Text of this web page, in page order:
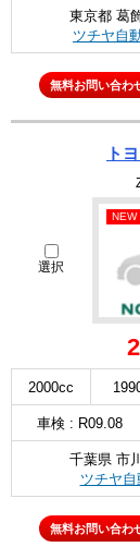
東京都 葛
ツチヤ自
無料お問い合わ
ト
選択
NEW
2000cc
車検 : R09.08
千葉県 市
ツチヤ
無料お問い合わ